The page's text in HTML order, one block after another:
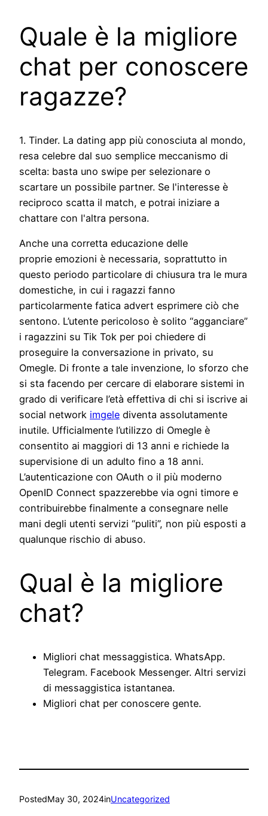
Quale è la migliore
chat per conoscere
ragazze?
1. Tinder. La dating app più conosciuta al mondo,
resa celebre dal suo semplice meccanismo di
scelta: basta uno swipe per selezionare o
scartare un possibile partner. Se l'interesse è
reciproco scatta il match, e potrai iniziare a
chattare con l'altra persona.
Anche una corretta educazione delle
proprie emozioni è necessaria, soprattutto in
questo periodo particolare di chiusura tra le mura
domestiche, in cui i ragazzi fanno
particolarmente fatica advert esprimere ciò che
sentono. L’utente pericoloso è solito “agganciare”
i ragazzini su Tik Tok per poi chiedere di
proseguire la conversazione in privato, su
Omegle. Di fronte a tale invenzione, lo sforzo che
si sta facendo per cercare di elaborare sistemi in
grado di verificare l’età effettiva di chi si iscrive ai
social network imgele diventa assolutamente
inutile. Ufficialmente l’utilizzo di Omegle è
consentito ai maggiori di 13 anni e richiede la
supervisione di un adulto fino a 18 anni.
L’autenticazione con OAuth o il più moderno
OpenID Connect spazzerebbe via ogni timore e
contribuirebbe finalmente a consegnare nelle
mani degli utenti servizi “puliti”, non più esposti a
qualunque rischio di abuso.
Qual è la migliore
chat?
Migliori chat messaggistica. WhatsApp.
Telegram. Facebook Messenger. Altri servizi
di messaggistica istantanea.
Migliori chat per conoscere gente.
PostedMay 30, 2024inUncategorized